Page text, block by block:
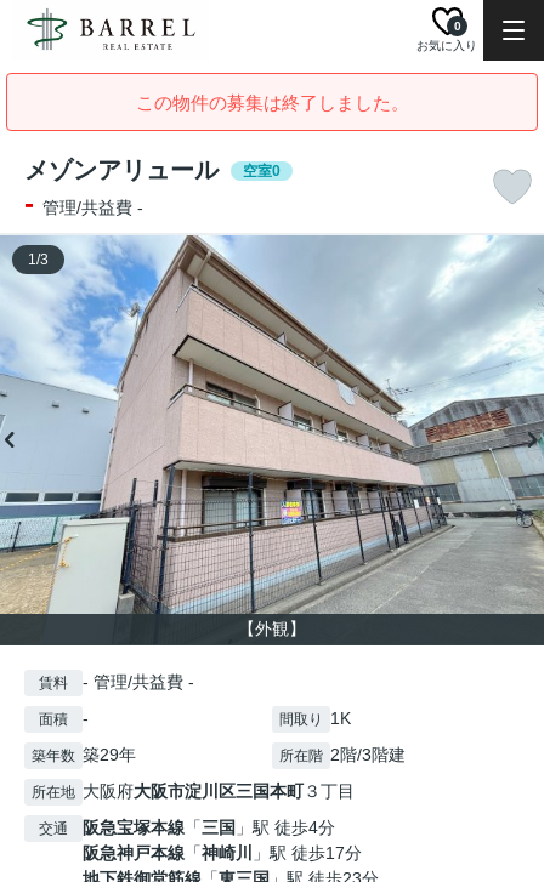
お気に入り
0
この物件の募集は終了しました。
メゾンアリュール 空室0
- 管理/共益費 -
【外観】
1/3
賃料 - 管理/共益費 -
面積 - 間取り 1K
築年数 築29年 所在階 2階/3階建
所在地 大阪府大阪市淀川区三国本町３丁目
交通 阪急宝塚本線 「三国 」駅 徒歩4分
阪急神戸本線 「神崎川
」駅 徒歩17分